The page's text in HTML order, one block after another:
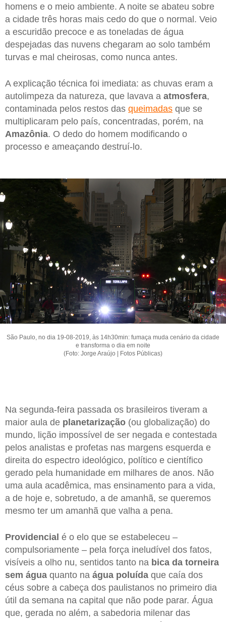
homens e o meio ambiente. A noite se abateu sobre
a cidade três horas mais cedo do que o normal. Veio
a escuridão precoce e as toneladas de água
despejadas das nuvens chegaram ao solo também
turvas e mal cheirosas, como nunca antes.
A explicação técnica foi imediata: as chuvas eram a
autolimpeza da natureza, que lavava a atmosfera,
contaminada pelos restos das queimadas que se
multiplicaram pelo país, concentradas, porém, na
Amazônia. O dedo do homem modificando o
processo e ameaçando destruí-lo.
São Paulo, no dia 19-08-2019, às 14h30min: fumaça muda cenário da cidade
e transforma o dia em noite
(Foto: Jorge Araújo | Fotos Públicas)
Na segunda-feira passada os brasileiros tiveram a
maior aula de planetarização (ou globalização) do
mundo, lição impossível de ser negada e contestada
pelos analistas e profetas nas margens esquerda e
direita do espectro ideológico, político e científico
gerado pela humanidade em milhares de anos. Não
uma aula acadêmica, mas ensinamento para a vida,
a de hoje e, sobretudo, a de amanhã, se queremos
mesmo ter um amanhã que valha a pena.
Providencial é o elo que se estabeleceu –
compulsoriamente – pela força ineludível dos fatos,
visíveis a olho nu, sentidos tanto na bica da torneira
sem água quanto na água poluída que caía dos
céus sobre a cabeça dos paulistanos no primeiro dia
útil da semana na capital que não pode parar. Água
que, gerada no além, a sabedoria milenar das